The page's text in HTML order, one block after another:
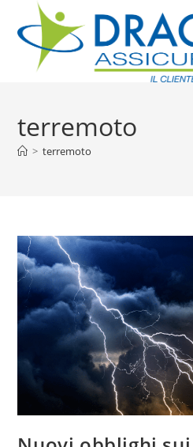
terremoto
> terremoto